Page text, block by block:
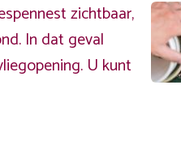
zichtbaar,
In dat geval
U kunt